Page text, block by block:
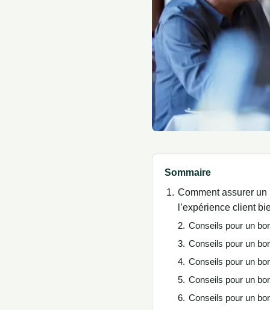
Sommaire
Comment assurer
l’expérience client
Conseils pour un
Conseils pour un
Conseils pour un
Conseils pour un
Conseils pour un